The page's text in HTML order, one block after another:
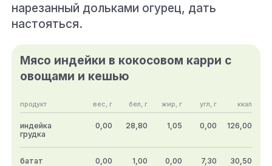
нарезанный дольками огурец, дать
настояться.
Мясо индейки в кокосовом карри с
овощами и кешью
продукт вес, г бел, г жир, г угл, г ккал
индейка
грудка
0,00 28,80 1,05 0,00 126,00
батат 0,00 1,00 0,00 7,30 30,50